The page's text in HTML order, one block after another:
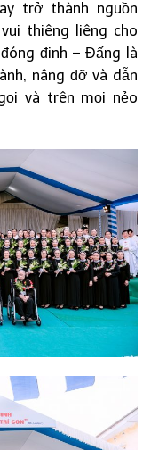
trở thành nguồn
thiêng liêng cho
đinh – Đấng là
nâng đỡ và dẫn
và trên mọi nẻo